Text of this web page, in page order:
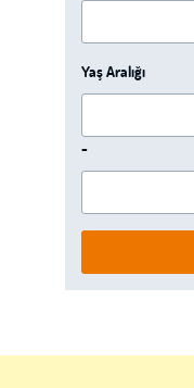
Yaş Aralığı
-